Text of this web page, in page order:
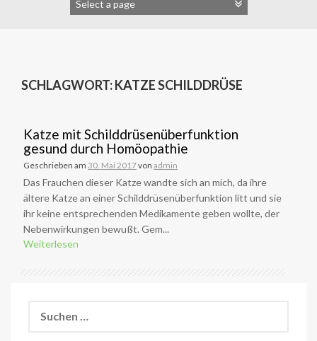
SCHLAGWORT:KATZE SCHILDDRÜSE
Katze mit Schilddrüsenüberfunktion
gesund durch Homöopathie
Geschrieben am 30. Mai 2017von admin
Das Frauchen dieser Katze wandte sich an mich, da ihre
ältere Katze an einer Schilddrüsenüberfunktion litt und sie
ihr keine entsprechenden Medikamente geben wollte, der
Nebenwirkungen bewußt. Gem...
Weiterlesen
nach: